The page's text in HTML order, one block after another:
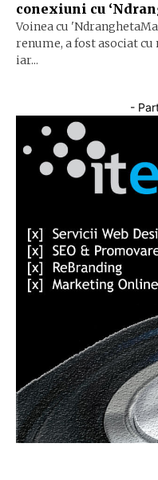
conexiuni cu
Voinea cu
renume, a fost asociat
iar...
-